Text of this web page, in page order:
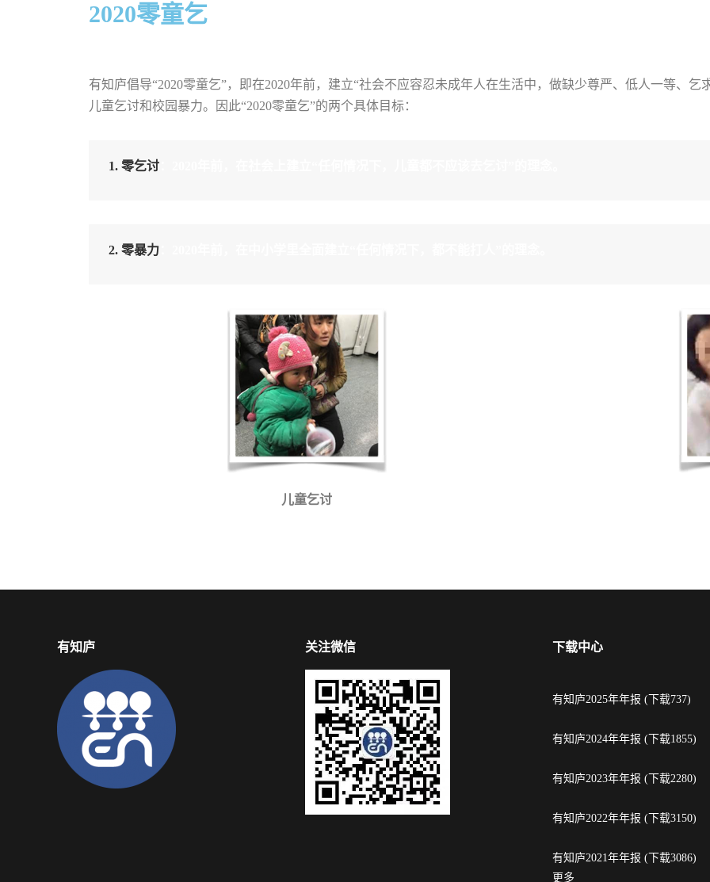
2020零童乞
有知庐倡导“2020零童乞”，即在2020年前，建立“社会不应容忍未成年人在生活中，做缺少尊严、低人一等、
儿童乞讨和校园暴力。
因此“2020零童乞”的两个具体目标：
1. 零乞讨
2. 零暴力
儿童乞讨
有知庐 关注微信 下载中心
有知庐2025年年报 (下载737)
有知庐2024年年报 (下载1855)
有知庐2023年年报 (下载2280)
有知庐2022年年报 (下载3150)
有知庐2021年年报 (下载3086)
更多